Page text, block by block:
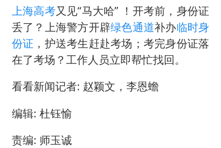
上海高考又见“马大哈” ！开考前，身份证
丢了？上海警方开辟绿色通道补办临时身
份证 ，护送考生赶赴考场；考完身份证落
在了考场？工作人员立即帮忙找回。
看看新闻记者: 赵颖文，李恩蟾
编辑: 杜钰愉
责编: 师玉诚